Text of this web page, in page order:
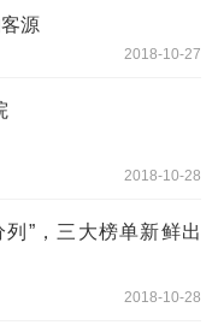
源
2018-10-27
2018-10-28
列”，三大榜单新鲜出
2018-10-28